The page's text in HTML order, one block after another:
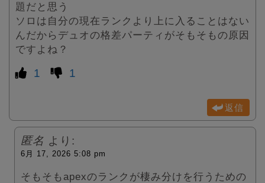
題だと思う
ソロは自分の現在ランクより上に入ることはない
んだからデュオの格差パーティがそもそもの原因
ですよね？
1 1
返信
匿名 より:
6月 17, 2026 5:08 pm
そもそもapexのランクが棲み分けを行うための